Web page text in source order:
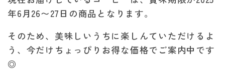
年6月26〜27日の商品となります。
そのため、美味しいうちに楽しんていただけるよ
う、今だけちょっぴりお得な価格でご案内中です
◎